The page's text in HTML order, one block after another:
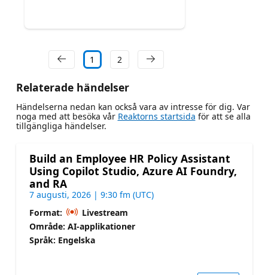
1 2
Relaterade händelser
Händelserna nedan kan också vara av intresse för dig. Var
noga med att besöka vår Reaktorns startsida för att se alla
tillgängliga händelser.
Build an Employee HR Policy Assistant
Using Copilot Studio, Azure AI Foundry,
and RA
7 augusti, 2026 | 9:30 fm (UTC)
Format:
Livestream
Område: AI-applikationer
Språk: Engelska